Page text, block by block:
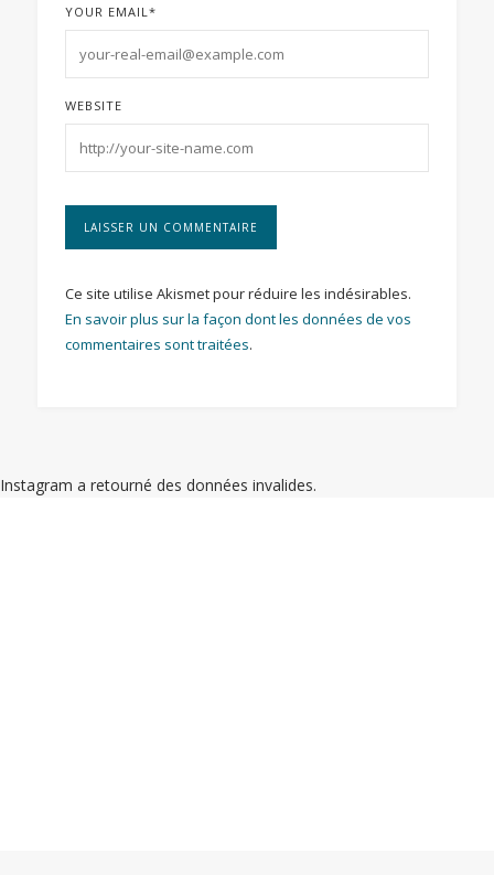
YOUR EMAIL*
WEBSITE
Ce site utilise Akismet pour réduire les indésirables.
En savoir plus sur la façon dont les données de vos
commentaires sont traitées.
Instagram a retourné des données invalides.